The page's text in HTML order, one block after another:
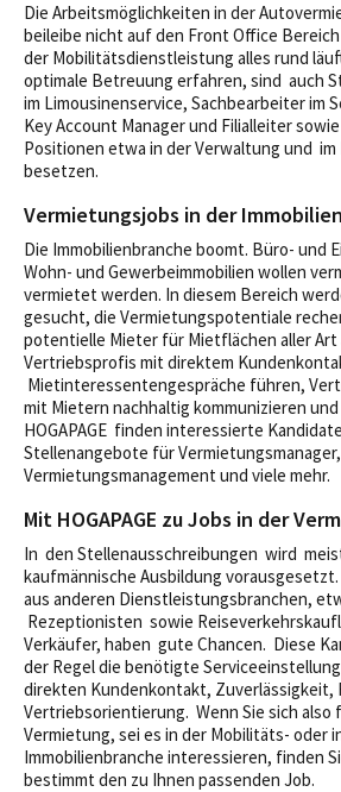
Die Arbeitsmöglichkeiten in der
beileibe nicht auf den Front Office
der Mobilitätsdienstleistung alles rund
optimale Betreuung erfahren, sind auch
im Limousinenservice, Sachbearbeiter im
Key Account Manager und Filialleiter
Positionen etwa in der Verwaltung und im
besetzen.
Vermietungsjobs in der
Die Immobilienbranche boomt. Büro- und
Wohn- und Gewerbeimmobilien wollen
vermietet werden. In diesem Bereich
gesucht, die Vermietungspotentiale
potentielle Mieter für Mietflächen aller
Vertriebsprofis mit direktem
Mietinteressentengespräche führen,
mit Mietern nachhaltig kommunizieren
HOGAPAGE finden interessierte
Stellenangebote für
Vermietungsmanagement und viele mehr.
Mit HOGAPAGE zu Jobs in der
In den Stellenausschreibungen wird
kaufmännische Ausbildung
aus anderen Dienstleistungsbranchen,
Rezeptionisten sowie
Verkäufer, haben gute Chancen. Diese
der Regel die benötigte
direkten Kundenkontakt, Zuverlässigkeit,
Vertriebsorientierung. Wenn Sie sich also
Vermietung, sei es in der Mobilitäts- oder
Immobilienbranche interessieren, finden
bestimmt den zu Ihnen passenden Job.